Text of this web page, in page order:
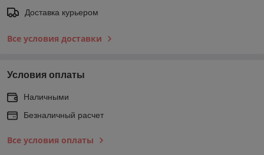
Доставка курьером
Все условия доставки
Условия оплаты
Наличными
Безналичный расчет
Все условия оплаты